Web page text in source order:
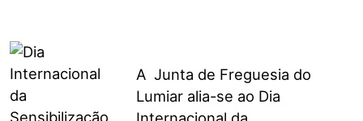
A Junta de Freguesia do
Lumiar alia-se ao Dia
Internacional da